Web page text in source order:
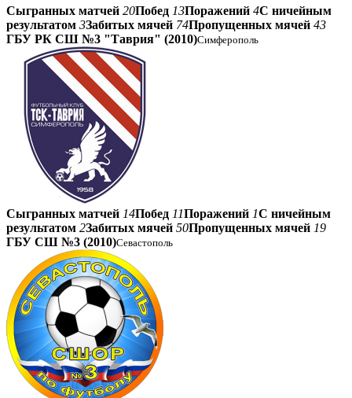
Сыгранных матчей 20Побед 13Поражений 4С ничейным
результатом 3Забитых мячей 74Пропущенных мячей 43
ГБУ РК СШ №3 "Таврия" (2010)Симферополь
Сыгранных матчей 14Побед 11Поражений 1С ничейным
результатом 2Забитых мячей 50Пропущенных мячей 19
ГБУ СШ №3 (2010)Севастополь